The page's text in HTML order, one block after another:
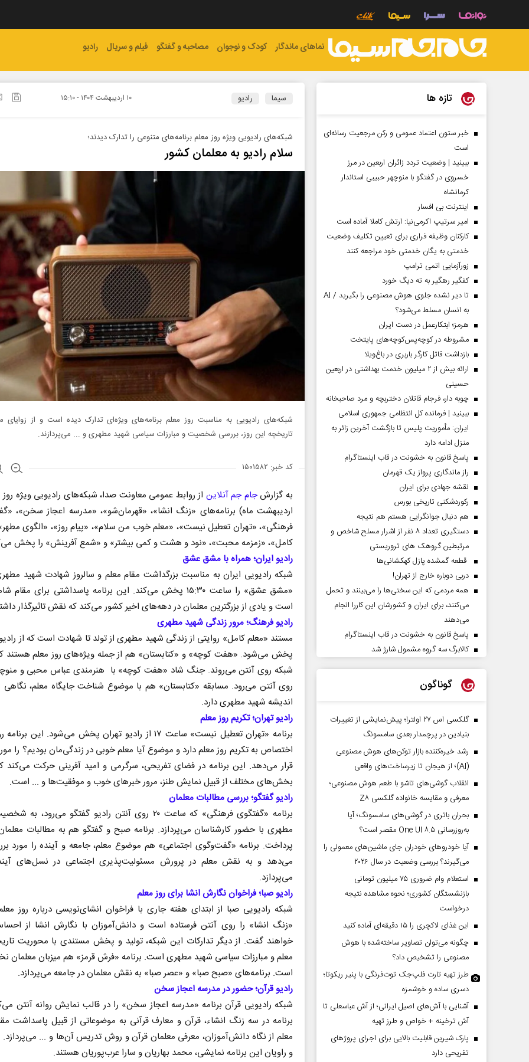
نماهای ماندگار کودک و نوجوان مصاحبه و گفتگو فیلم و سریال رادیو
سیما رادیو ۱۰ ارديبهشت ۱۴۰۴ - ۱۵:۱۰
شبکه‌های رادیویی ویژه روز معلم برنامه‌های متنوعی را تدارک دیدند؛
سلام رادیو به معلمان کشور
شبکه‌های رادیویی به مناسبت روز معلم برنامه‌های ویژه‌ای تدارک دیده است و از زوایای
تاریخچه این روز، بررسی شخصیت و مبارزات سیاسی شهید مطهری و ... می‌پردازند.
کد خبر: ۱۵۰۱۵۸۲
به گزارشجام جم آنلاین
اردیبهشت ماه) برنامه‌های «زنگ انشا»، «قهرمان‌شو»، «مدرسه اعجاز سخن»،
فرهنگی»، «تهران تعطیل نیست»، «معلم خوب من سلام»، «پیام روز»، «الگوی
کامل»، «زمزمه محبت»، «نود و هشت و کمی بیشتر» و «شمع آفرینش» را پخش
رادیو ایران؛ همراه با مشق عشق
شبکه رادیویی ایران به مناسبت بزرگداشت مقام معلم و سالروز شهادت شهید
«مشق عشق» را ساعت ۱۵:۳۰ پخش می‌کند. این برنامه پاسداشتی برای
است و یادی از بزرگترین معلمان در دهه‌های اخیر کشور می‌کند که نقش تاثیرگذار
رادیو فرهنگ؛ مرور زندگی شهید مطهری
مستند «معلم کامل» روایتی از زندگی شهید مطهری از تولد تا شهادت است که از
پخش می‌شود. «هفت کوچه» و «کتابستان» هم از جمله ویژه‌های روز معلم هستند
شبکه روی آنتن می‌روند. جنگ شاد «هفت کوچه» با هنرمندی عباس محبی و
روی آنتن می‌رود. مسابقه «کتابستان» هم با موضوع شناخت جایگاه معلم، نگاهی
اندیشه شهید مطهری دارد.
رادیو تهران؛ تکریم روز معلم
برنامه «تهران تعطیل نیست» ساعت ۱۷ از رادیو تهران پخش می‌شود. این
اختصاص به تکریم روز معلم دارد و موضوع آیا معلم خوبی در زندگی‌مان بودیم؟ را
قرار می‌دهد. این برنامه در فضای تفریحی، سرگرمی و امید آفرینی حرکت می‌کند
بخش‌های مختلف از قبیل نمایش طنز، مرور خبر‌های خوب و موفقیت‌ها و ... است.
رادیو گفتگو؛ بررسی مطالبات معلمان
برنامه «گفتگوی فرهنگی» که ساعت ۲۰ روی آنتن رادیو گفتگو می‌رود،
مطهری با حضور کارشناسان می‌پردازد. برنامه صبح و گفتگو هم به مطالبات
پرداخت. برنامه «گفت‌وگوی اجتماعی» هم موضوع معلم، جامعه و آینده را مورد
می‌دهد و به نقش معلم در پرورش مسئولیت‌پذیری اجتماعی در نسل‌های
می‌پردازد.
رادیو صبا؛ فراخوان نگارش انشا برای روز معلم
شبکه رادیویی صبا از ابتدای هفته جاری با فراخوان انشای‌نویسی درباره روز
«زنگ انشا» را روی آنتن فرستاده است و دانش‌آموزان با نگارش انشا از
خواهند گفت. از دیگر تدارکات این شبکه، تولید و پخش مستندی با محوریت
معلم و مبارزات سیاسی شهید مطهری است. برنامه «فرش قرمز» هم میزبان معلمان
است. برنامه‌های «صبح صبا» و «عصر صبا» به نقش معلمان در جامعه می‌پردازد.
رادیو قرآن؛ حضور در مدرسه اعجاز سخن
شبکه رادیویی قرآن برنامه «مدرسه اعجاز سخن» را در قالب نمایش روانه آنتن
برنامه در سه زنگ انشاء، قرآن و معارف قرآنی به موضوعاتی از قبیل پاسداشت
معلم از نگاه دانش‌آموزان، معرفی معلمان قرآن و روش تدریس آن‌ها و ... می‌پردازد.
و راویان این برنامه نمایشی، محمد بهاریان و سارا عرب‌پوریان هستند.
تازه ها
خبر ستون اعتماد عمومی و رکن مرجعیت رسانه‌ای
است
ببینید | وضعیت تردد زائران اربعین در مرز
خسروی در گفتگو با منوچهر حبیبی استاندار
کرمانشاه
اینترنت بی افسار
امیر سرتیپ اکرمی‌نیا: ارتش کاملا آماده است
کارکنان وظیفه فراری برای تعیین تکلیف وضعیت
خدمتی به یگان خدمتی خود مراجعه کنند
زورآزمایی اتمی ترامپ
کفگیر رهگیر به ته دیگ خورد
تا دیر نشده جلوی هوش مصنوعی را بگیرید / AI
به انسان مسلط می‌شود؟
هرمز؛ ابتکارعمل در دست ایران
مشروطه در کوچه‌پس‌کوچه‌های پایتخت
بازداشت قاتل کارگر باربری در باغ‌ویلا
ارائه بیش از ۲ میلیون خدمت بهداشتی در اربعین
حسینی
چوبه دار، فرجام قاتلان دختربچه و مرد صاحبخانه
ببینید | فرمانده کل انتظامی جمهوری اسلامی
ایران­: مأموریت پلیس تا بازگشت آخرین زائر به
منزل ادامه دارد
پاسخ قانون به خشونت در قاب اینستاگرام
راز ماندگاری پرواز یک قهرمان
نقشه جهادی برای ایران
رکوردشکنی تاریخی بورس
هم دنبال جوانگرایی هستم هم نتیجه
دستگیری تعداد ۸ نفر از اشرار مسلح شاخص و
مرتبطین گروهک های تروریستی
قطعه گمشده پازل کهکشانی‌ها
دربی دوباره خارج از تهران!
همه مردمی که این سختی‌ها را می‌بینند و تحمل
می‌کنند، برای ایران و کشورشان این کاررا انجام
می‌دهند
پاسخ قانون به خشونت در قاب اینستاگرام
کالابرگ سه گروه مشمول شارژ شد
گوناگون
گلکسی اس ۲۷ اولترا؛ پیش‌نمایشی از تغییرات
بنیادین در پرچمدار بعدی سامسونگ
رشد خیره‌کننده بازار توکن‌های هوش مصنوعی
(AI)؛ از هیجان تا زیرساخت‌های واقعی
انقلاب گوشی‌های تاشو‌ با طعم هوش مصنوعی؛
معرفی و مقایسه خانواده گلکسی Z۸
بحران باتری در گوشی‌های سامسونگ؛ آیا
به‌روزرسانی One UI ۸.۵ مقصر است؟
آیا خودروهای خودران جای ماشین‌های معمولی را
می‌گیرند؟ بررسی وضعیت در سال ۲۰۲۶
استعلام وام ضروری ۷۵ میلیون تومانی
بازنشستگان کشوری؛ نحوه مشاهده نتیجه
درخواست
این غذای لاکچری را ۱۵ دقیقه‌ای آماده کنید
چگونه می‌توان تصاویر ساخته‌شده با هوش
مصنوعی را تشخیص داد؟
طرز تهیه تارت فلپ‌جک توت‌فرنگی با پنیر ریکوتا؛
دسری ساده و خوشمزه
آشنایی با آش‌های اصیل ایرانی؛ از آش عباسعلی تا
آش ترخینه + خواص و طرز تهیه
پارک شیرین قابلیت‌ بالایی برای اجرای پروژهای
تفریحی دارد